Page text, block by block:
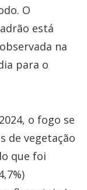
O
está
na
para o
o fogo se
de vegetação
que foi